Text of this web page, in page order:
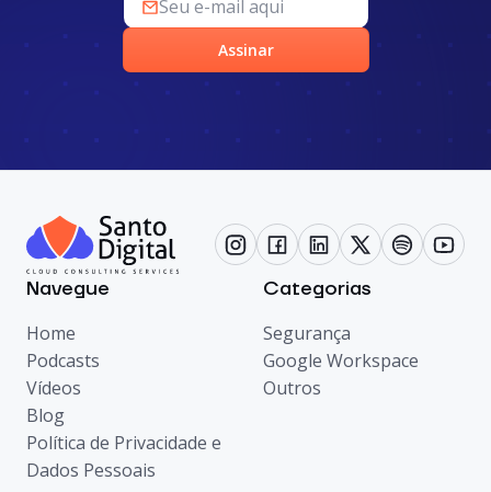
Assinar
Navegue
Home
Podcasts
Vídeos
Blog
Política de Privacidade e
Dados Pessoais
Categorias
Segurança
Google Workspace
Outros